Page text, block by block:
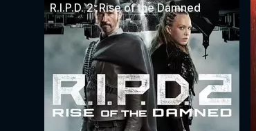
R.I.P.D. 2: Rise of the Damned